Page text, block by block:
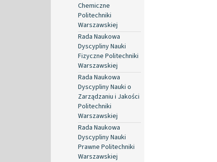
Chemiczne
Politechniki
Warszawskiej
Rada Naukowa
Dyscypliny Nauki
Fizyczne Politechniki
Warszawskiej
Rada Naukowa
Dyscypliny Nauki o
Zarządzaniu i Jakości
Politechniki
Warszawskiej
Rada Naukowa
Dyscypliny Nauki
Prawne Politechniki
Warszawskiej